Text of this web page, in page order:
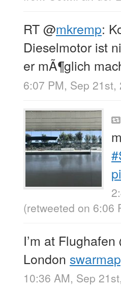
RT@mkremp:
Dieselmotor ist
er mÃ¶glich
6:07 PM, Sep 21st,
(retweeted on 6:06
I’m at Flughafen
London
10:36 AM, Sep